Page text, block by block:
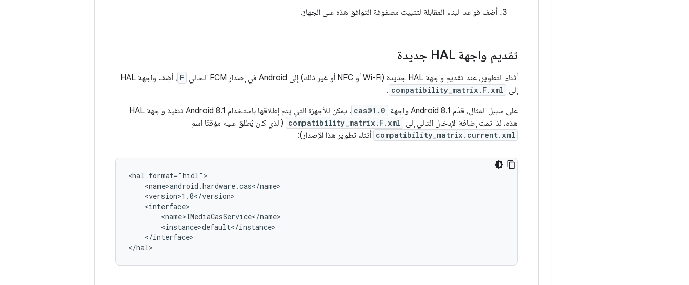
أضِف قواعد البناء المقابلة لتثبيت مصفوفة التوافق هذه على الجهاز.
تقديم واجهة HAL جديدة
أثناء التطوير، عند تقديم واجهة HAL جديدة (Wi-Fi أو NFC أو غير ذلك) إلى Android في إصدار FCM الحالي F
، أضِف واجهة HAL
إلى compatibility_matrix.F.xml
.
على سبيل المثال، قدّم Android 8.1 واجهة
cas@1.0
. يمكن للأجهزة التي يتم إطلاقها باستخدام Android 8.1 تنفيذ واجهة HAL
هذه، لذا تمت إضافة الإدخال التالي إلى compatibility_matrix.F.xml (الذي كان يُطلق عليه مؤقتًا اسم
compatibility_matrix.current.xml أثناء تطوير هذا الإصدار):
<hal format="hidl">
    <name>android.hardware.cas</name>
    <version>1.0</version>
    <interface>
        <name>IMediaCasService</name>
        <instance>default</instance>
    </interface>